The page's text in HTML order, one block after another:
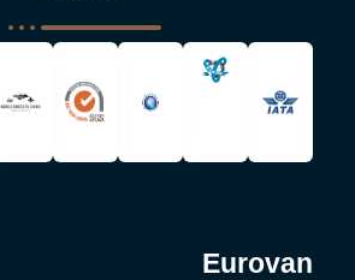
Eurovan